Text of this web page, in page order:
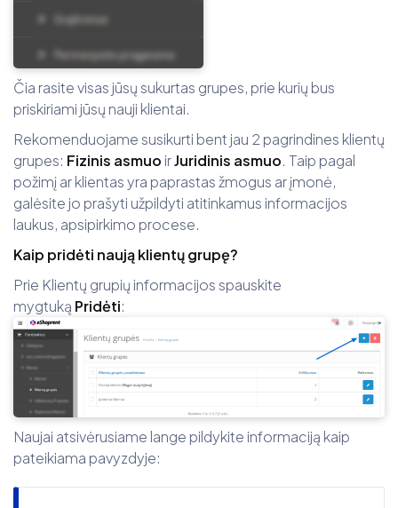
Čia rasite visas jūsų sukurtas grupes, prie kurių bus
priskiriami jūsų nauji klientai.
Rekomenduojame susikurti bent jau 2 pagrindines klientų
grupes: Fizinis asmuo irJuridinis asmuo. Taip pagal
požimį ar klientas yra paprastas žmogus ar įmonė,
galėsite jo prašyti užpildyti atitinkamus informacijos
laukus, apsipirkimo procese.
Kaip pridėti naują klientų grupę?
Prie Klientų grupių informacijos spauskite
mygtuką Pridėti:
Naujai atsivėrusiame lange pildykite informaciją kaip
pateikiama pavyzdyje: